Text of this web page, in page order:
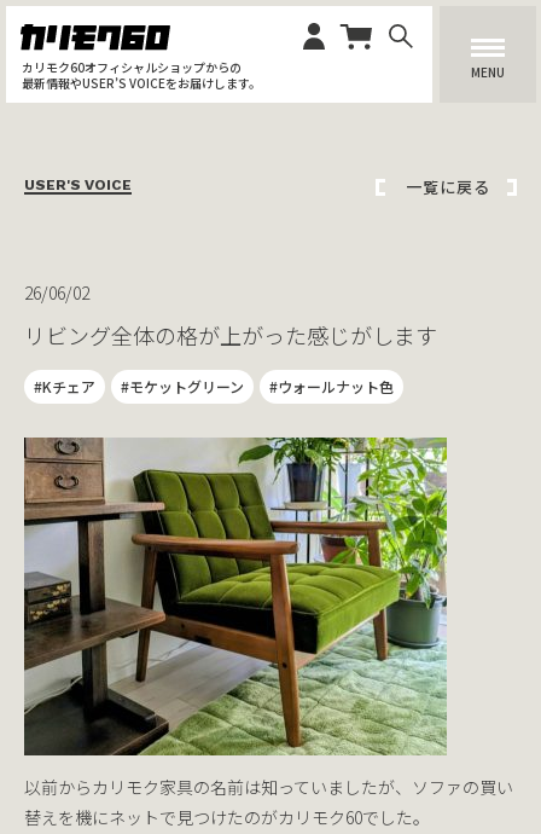
カリモク60オフィシャルショップからの
最新情報やUSER’S VOICEをお届けします。
MENU
USER'S VOICE 一覧に戻る
26/06/02
リビング全体の格が上がった感じがします
#Kチェア #モケットグリーン #ウォールナット色
以前からカリモク家具の名前は知っていましたが、ソファの買い
替えを機にネットで見つけたのがカリモク60でした。